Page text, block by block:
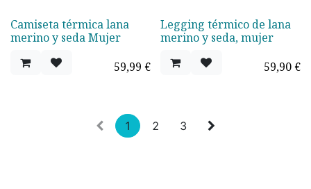
TOP VENTAS
Camiseta térmica lana
merino y seda Mujer
59,99 €
Legging térmico de lana
merino y seda, mujer
59,90 €
1 2 3